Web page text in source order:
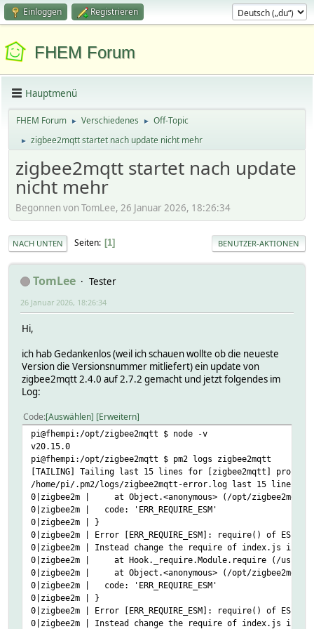
Einloggen Registrieren
FHEM Forum
Hauptmenü
FHEM Forum ► Verschiedenes ► Off-Topic
► zigbee2mqtt startet nach update nicht mehr
zigbee2mqtt startet nach update
nicht mehr
Begonnen von TomLee, 26 Januar 2026, 18:26:34
NACH UNTEN Seiten 1 BENUTZER-AKTIONEN
TomLee Tester
26 Januar 2026, 18:26:34
Hi,
ich hab Gedankenlos (weil ich schauen wollte ob die neueste
Version die Versionsnummer mitliefert) ein update von
zigbee2mqtt 2.4.0 auf 2.7.2 gemacht und jetzt folgendes im
Log:
Code Auswählen Erweitern
pi@fhempi:/opt/zigbee2mqtt $ node -v
v20.15.0
pi@fhempi:/opt/zigbee2mqtt $ pm2 logs zigbee2mqtt
[TAILING] Tailing last 15 lines for [zigbee2mqtt]
/home/pi/.pm2/logs/zigbee2mqtt-error.log last 15 lines:
0|zigbee2m | at Object.<anonymous> (/opt/
0|zigbee2m | code: 'ERR_REQUIRE_ESM'
0|zigbee2m | }
0|zigbee2m | Error [ERR_REQUIRE_ESM]: require() of ES
0|zigbee2m | Instead change the require of index.js in /
0|zigbee2m | at Hook._require.Module.require (/usr/lib/
0|zigbee2m | at Object.<anonymous> (/opt/
0|zigbee2m | code: 'ERR_REQUIRE_ESM'
0|zigbee2m | }
0|zigbee2m | Error [ERR_REQUIRE_ESM]: require() of ES
0|zigbee2m | Instead change the require of index.js in /